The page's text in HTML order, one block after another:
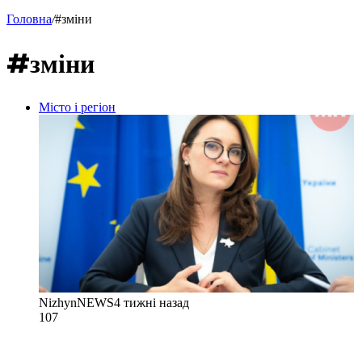
Головна/#зміни
#зміни
Місто і регіон
NizhynNEWS4 тижні назад
107